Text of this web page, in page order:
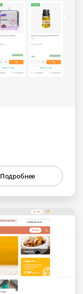
Подробнее